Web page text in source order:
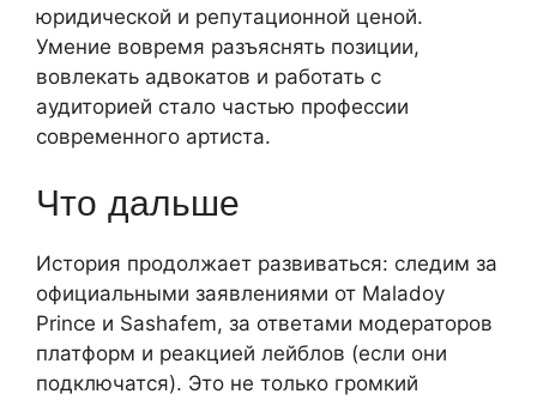
юридической и репутационной ценой.
Умение вовремя разъяснять позиции,
вовлекать адвокатов и работать с
аудиторией стало частью профессии
современного артиста.
Что дальше
История продолжает развиваться: следим за
официальными заявлениями от Maladoy
Prince и Sashafem, за ответами модераторов
платформ и реакцией лейблов (если они
подключатся). Это не только громкий